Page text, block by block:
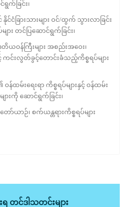
ရွက်ခြင်း၊
ငံခြားသားများ ဝင်/ထွက် သွားလာခြင်း
ား တင်ပြဆောင်ရွက်ခြင်း၊
ယဝန်ကြီးများ အစည်းအဝေး၊
င်းလွတ်ခွင့်တောင်းခံသည့်ကိစ္စရပ်များ
ထမ်းရေးရာ ကိစ္စရပ်များနှင့် ဝန်ထမ်း
ားကို ဆောင်ရွက်ခြင်း၊
ာ်ယာဉ်၊ စက်ယန္တရားကိစ္စရပ်များ
တင်ဒါသတင်းများ